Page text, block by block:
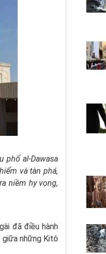
phố al-Dawasa
và tàn phá,
niềm hy vọng,
đã điều hành
những Kitô